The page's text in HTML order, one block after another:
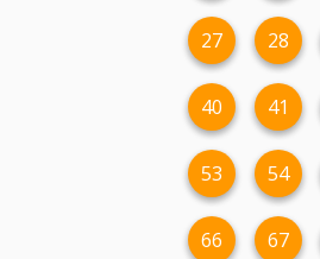
27 28
40 41
53 54
66 67